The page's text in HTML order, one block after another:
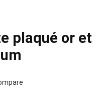
plaqué or et